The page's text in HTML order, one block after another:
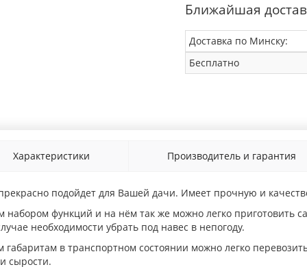
Ближайшая
Доставка по Минску:
Бесплатно
Характеристики Производитель и гарантия
подойдет для Вашей дачи. Имеет прочную и
набором функций и на нём так же можно легко приготовить
необходимости убрать под навес в непогоду.
в транспортном состоянии можно легко
сырости.